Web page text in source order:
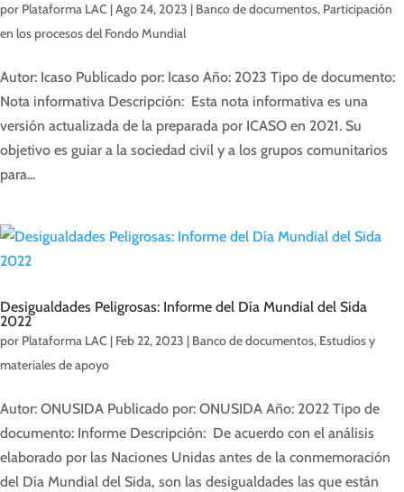
por Plataforma LAC |Ago 24, 2023 | Banco de documentos, Participación
en los procesos del Fondo Mundial
Autor: Icaso Publicado por: Icaso Año: 2023 Tipo de documento:
Nota informativa Descripción: Esta nota informativa es una
versión actualizada de la preparada por ICASO en 2021. Su
objetivo es guiar a la sociedad civil y a los grupos comunitarios
para...
Desigualdades Peligrosas: Informe del Día Mundial del Sida
2022
por Plataforma LAC | Feb 22, 2023 | Banco de documentos, Estudios y
materiales de apoyo
Autor: ONUSIDA Publicado por: ONUSIDA Año: 2022 Tipo de
documento: Informe Descripción: De acuerdo con el análisis
elaborado por las Naciones Unidas antes de la conmemoración
del Día Mundial del Sida, son las desigualdades las que están